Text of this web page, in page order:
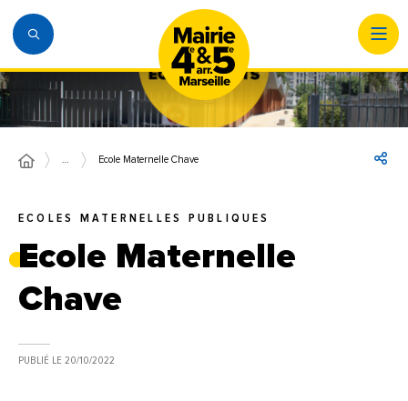
… Ecole Maternelle Chave
ECOLES MATERNELLES PUBLIQUES
Ecole Maternelle
Chave
PUBLIÉ LE 20/10/2022